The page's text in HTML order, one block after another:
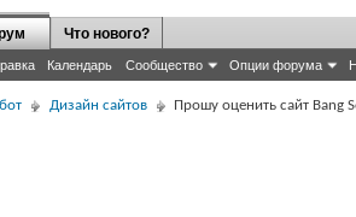
Календарь Сообщество Опции форума
Что нового?
Дизайн сайтов Прошу оценить сайт Bang